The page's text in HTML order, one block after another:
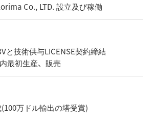
Co., LTD. 設立及び稼働
と技術供与LICENSE契約締結
最初生産、販売
万ドル輸出の塔受賞)